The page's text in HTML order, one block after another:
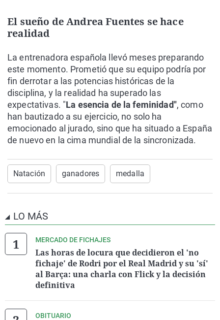
El sueño de Andrea Fuentes se hace
realidad
La entrenadora española llevó meses preparando
este momento. Prometió que su equipo podría por
fin derrotar a las potencias históricas de la
disciplina, y la realidad ha superado las
expectativas. "La esencia de la feminidad", como
han bautizado a su ejercicio, no solo ha
emocionado al jurado, sino que ha situado a España
de nuevo en la cima mundial de la sincronizada.
Natación ganadores medalla
LO MÁS
MERCADO DE FICHAJES
Las horas de locura que decidieron el 'no
fichaje' de Rodri por el Real Madrid y su 'sí'
al Barça: una charla con Flick y la decisión
definitiva
OBITUARIO